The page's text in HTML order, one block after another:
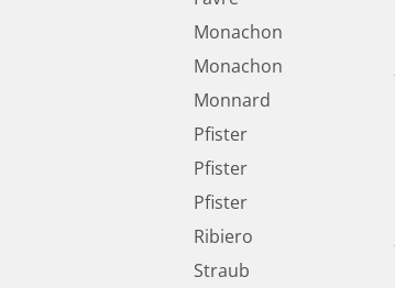
Monachon
Monachon
Monnard
Pfister
Pfister
Pfister
Ribiero
Straub